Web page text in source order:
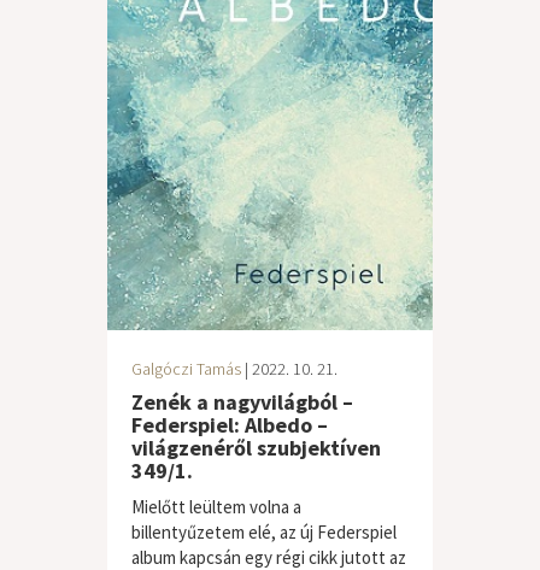
Galgóczi Tamás | 2022. 10. 21.
Zenék a nagyvilágból –
Federspiel: Albedo –
világzenéről szubjektíven
349/1.
Mielőtt leültem volna a
billentyűzetem elé, az új Federspiel
album kapcsán egy régi cikk jutott az